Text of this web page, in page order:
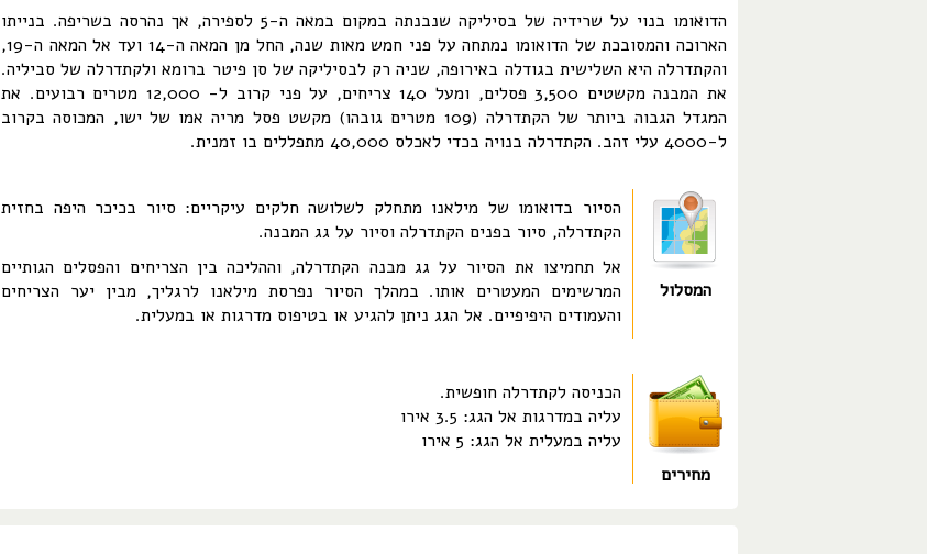
הדואומו בנוי על שרידיה של בסיליקה שנבנתה במקום במאה ה-5 לספירה, אך נהרסה בשריפה. בנייתו
הארוכה והמסובכת של הדואומו נמתחה על פני חמש מאות שנה, החל מן המאה ה-14 ועד אל המאה ה-19,
והקתדרלה היא השלישית בגודלה באירופה, שניה רק לבסיליקה של סן פיטר ברומא ולקתדרלה של סביליה.
את המבנה מקשטים 3,500 פסלים, ומעל 140 צריחים, על פני קרוב ל- 12,000 מטרים רבועים. את
המגדל הגבוה ביותר של הקתדרלה (109 מטרים גובהו) מקשט פסל מריה אמו של ישו, המכוסה בקרוב
ל-4000 עלי זהב. הקתדרלה בנויה בכדי לאכלס 40,000 מתפללים בו זמנית.
המסלול
הסיור בדואומו של מילאנו מתחלק לשלושה חלקים עיקריים: סיור בכיכר היפה בחזית
הקתדרלה, סיור בפנים הקתדרלה וסיור על גג המבנה.
אל תחמיצו את הסיור על גג מבנה הקתדרלה, וההליכה בין הצריחים והפסלים הגותיים
המרשימים המעטרים אותו. במהלך הסיור נפרסת מילאנו לרגליך, מבין יער הצריחים
והעמודים היפיפיים. אל הגג ניתן להגיע או בטיפוס מדרגות או במעלית.
מחירים
הכניסה לקתדרלה חופשית.
עליה במדרגות אל הגג: 3.5 אירו
עליה במעלית אל הגג: 5 אירו